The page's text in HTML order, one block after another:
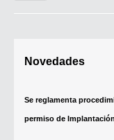
sitio:
Novedades
Se reglamenta
permiso de